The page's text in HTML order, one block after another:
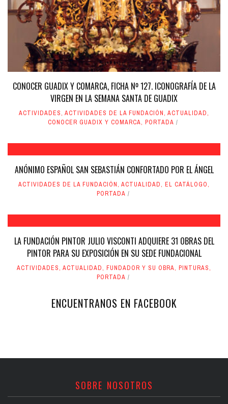
CONOCER GUADIX Y COMARCA, FICHA Nº 127. ICONOGRAFÍA DE LA
VIRGEN EN LA SEMANA SANTA DE GUADIX
ACTIVIDADES, ACTIVIDADES DE LA FUNDACIÓN, ACTUALIDAD,
CONOCER GUADIX Y COMARCA, PORTADA
ANÓNIMO ESPAÑOL SAN SEBASTIÁN CONFORTADO POR EL ÁNGEL
ACTIVIDADES DE LA FUNDACIÓN, ACTUALIDAD, EL CATÁLOGO,
PORTADA
LA FUNDACIÓN PINTOR JULIO VISCONTI ADQUIERE 31 OBRAS DEL
PINTOR PARA SU EXPOSICIÓN EN SU SEDE FUNDACIONAL
ACTIVIDADES, ACTUALIDAD, FUNDADOR Y SU OBRA, PINTURAS,
PORTADA
ENCUENTRANOS EN FACEBOOK
SOBRE NOSOTROS